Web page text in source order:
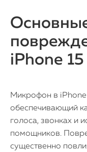
iPhone 15
Микрофон в iPhone
обеспечивающий
голоса, звонках и
помощников.
существенно